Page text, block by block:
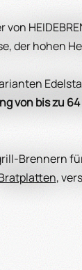
der hohen
von bis zu
Brennern
,